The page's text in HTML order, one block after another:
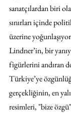
sanatçılardan biri
sınırları içinde
üzerine
Lindner’in, bir
figürlerini andıran
Türkiye’ye
gerçekliğinin, en
resimleri, "bize